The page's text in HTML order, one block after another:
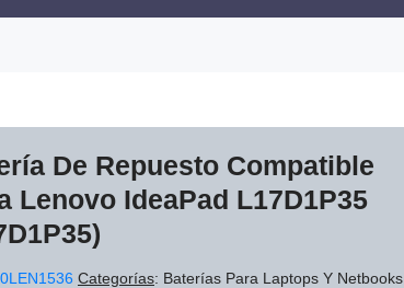
De Repuesto Compatible
Lenovo IdeaPad L17D1P35
Categorías: Baterías Para Laptops Y Netbooks